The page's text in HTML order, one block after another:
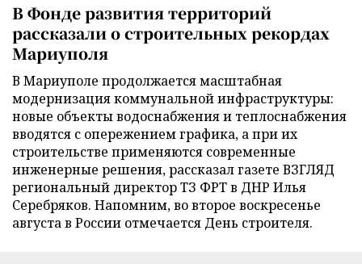
В Фонде развития территорий
рассказали о строительных рекордах
Мариуполя
В Мариуполе продолжается масштабная
модернизация коммунальной инфраструктуры:
новые объекты водоснабжения и теплоснабжения
вводятся с опережением графика, а при их
строительстве применяются современные
инженерные решения, рассказал газете ВЗГЛЯД
региональный директор ТЗ ФРТ в ДНР Илья
Серебряков. Напомним, во второе воскресенье
августа в России отмечается День строителя.